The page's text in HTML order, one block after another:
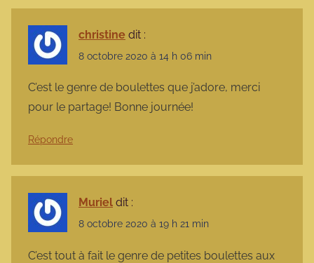
christine dit :
8 octobre 2020 à 14 h 06 min
C’est le genre de boulettes que j’adore, merci
pour le partage! Bonne journée!
Répondre
Muriel dit :
8 octobre 2020 à 19 h 21 min
C’est tout à fait le genre de petites boulettes aux